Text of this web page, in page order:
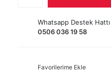
Whatsapp Destek Hattı
0506 036 19 58
Favorilerime Ekle